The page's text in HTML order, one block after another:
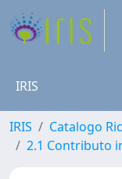
IRIS
IRIS Catalogo
2.1 Contributo